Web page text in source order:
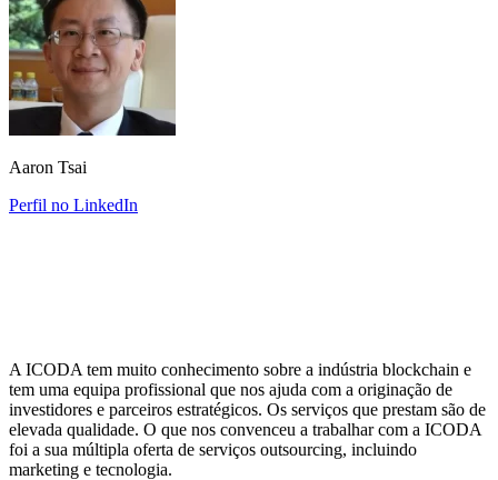
Aaron Tsai
Perfil no LinkedIn
A ICODA tem muito conhecimento sobre a indústria blockchain e
tem uma equipa profissional que nos ajuda com a originação de
investidores e parceiros estratégicos. Os serviços que prestam são de
elevada qualidade. O que nos convenceu a trabalhar com a ICODA
foi a sua múltipla oferta de serviços outsourcing, incluindo
marketing e tecnologia.